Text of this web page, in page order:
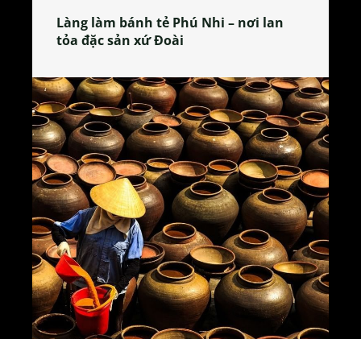
Làng làm bánh tẻ Phú Nhi – nơi lan
tỏa đặc sản xứ Đoài